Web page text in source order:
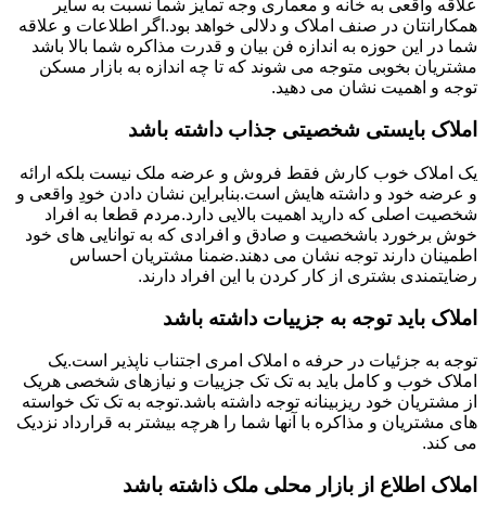
علاقه واقعی به خانه و معماری وجه تمایز شما نسبت به سایر
همکارانتان در صنف املاک و دلالی خواهد بود.اگر اطلاعات و علاقه
شما در این حوزه به اندازه فن بیان و قدرت مذاکره شما بالا باشد
مشتریان بخوبی متوجه می شوند که تا چه اندازه به بازار مسکن
توجه و اهمیت نشان می دهید.
املاک بایستی شخصیتی جذاب داشته باشد
یک املاک خوب کارش فقط فروش و عرضه ملک نیست بلکه ارائه
و عرضه خود و داشته هایش است.بنابراین نشان دادن خودِ واقعی و
شخصیت اصلی که دارید اهمیت بالایی دارد.مردم قطعا به افراد
خوش برخورد باشخصیت و صادق و افرادی که به توانایی های خود
اطمینان دارند توجه نشان می دهند.ضمنا مشتریان احساس
رضایتمندی بشتری از کار کردن با این افراد دارند.
املاک باید توجه به جزییات داشته باشد
توجه به جزئیات در حرفه ه املاک امری اجتناب ناپذیر است.یک
املاک خوب و کامل باید به تک تک جزییات و نیازهای شخصی هریک
از مشتریان خود ریزبینانه توجه داشته باشد.توجه به تک تک خواسته
های مشتریان و مذاکره با آنها شما را هرچه بیشتر به قرارداد نزدیک
می کند.
املاک اطلاع از بازار محلی ملک ذاشته باشد